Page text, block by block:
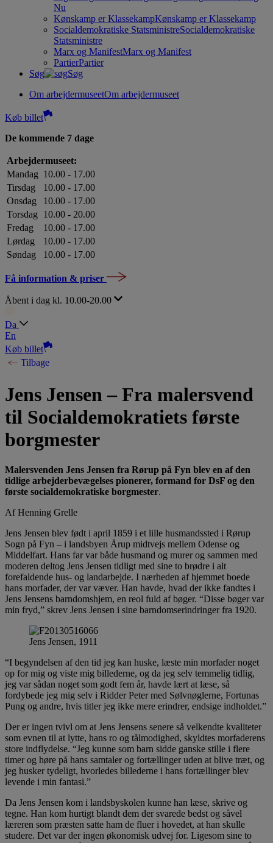
Nu
Kønskamp er KlassekampKønskamp er Klassekamp
Socialdemokratiske StatsministreSocialdemokratiske
Statsministre
Marx og ManifestMarx og Manifest
PartierPartier
Søg
Søg
Om arbejdermuseetOm arbejdermuseet
Køb billet
De kommende 7 dage
Arbejdermuseet:
Mandag 10.00 - 17.00
Tirsdag
10.00 - 17.00
Onsdag
10.00 - 17.00
Torsdag
10.00 - 20.00
Fredag
10.00 - 17.00
Lørdag
10.00 - 17.00
Søndag
10.00 - 17.00
Få information & priser
Åbent i dag kl. 10.00-20.00
Da
En
Køb billet
Tilbage
Jens Jensen – Fra malersvend
til Socialdemokratiets første
borgmester
Malersvenden Jens Jensen fra Rørup på Fyn blev en af den
tidlige arbejderbevægelses pionerer, formand for DsF og den
første socialdemokratiske borgmester.
Af Henning Grelle
Jens Jensen blev født i april 1859 i et lille husmandssted i Rørup
Sogn på Fyn – i landsbyen Årup midtvejs mellem Odense og
Middelfart. Hans far var både husmand og murer og sammen med
moderen deltog Jens Jensen tidligt med sine to brødre i alt
forefaldende hus- og landarbejde. I nærheden af hjemmet boede
hans morfader, der var væver. Han havde, hvad der ikke fandtes i
Jens Jensens barndomshjem, en reol fuld af bøger. “Disse bøger var
min fryd,” skrev Jens Jensen i sine barndomserindringer fra 1920.
Jens Jensen, 1911
“I begyndelsen af den tid jeg kan huske, læste min morfader noget
op for mig og viste mig billederne, og da jeg selv temmelig tidlig,
jeg var sådan noget som godt fem år, havde lært at læse, så
fordybede jeg mig selv i Ridder Peter med Sølvnøglerne, Fortunas
Pung og andre, hvis titler jeg ikke mere erindrer, endsige indholdet.”
Der er ingen tvivl om at Jens Jensens senere så velkendte kvaliteter
som evnen til at lytte, hans ro og tålmodighed, skyldtes morfaderens
store indflydelse. “Jeg kunne som barn sidde ganske stille i flere
timer og høre på hans samtaler og fortællinger uden at blive træt, og
jeg husker tydeligt, hvorledes billederne i hans fortællinger blev
levende i min fantasi.”
Da Jens Jensen kom i landsbyskolen kunne han læse, skrive og
tegne. Han kom hurtigt blandt dem der svarede bedst og såvel
læreren som præsten satte ham de fluer i hovedet, at han skulle
studere. Det var der ingen økonomisk udvej for. Ligesom sine to